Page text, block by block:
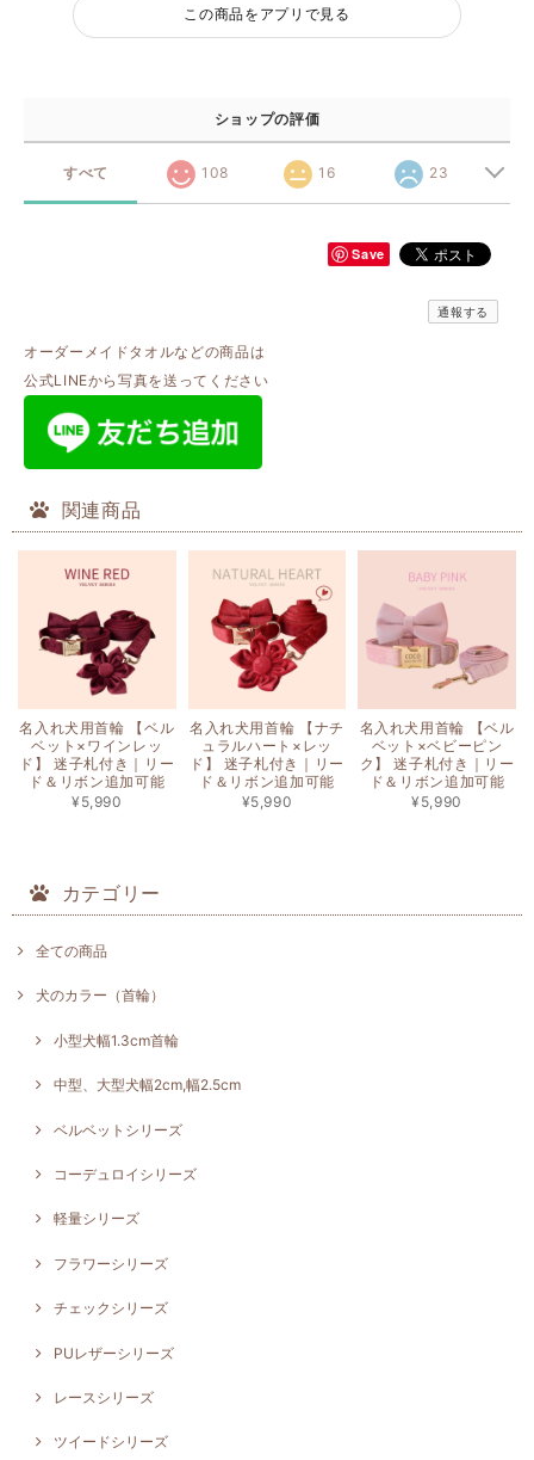
この商品をアプリで見る
ショップの評価
すべて 108 16 23
Save
通報する
オーダーメイドタオルなどの商品は
公式LINEから写真を送ってください
関連商品
名入れ犬用首輪 【ベル
ベット×ワインレッ
ド】 迷子札付き｜リー
ド＆リボン追加可能
¥5,990
名入れ犬用首輪 【ナチ
ュラルハート×レッ
ド】 迷子札付き｜リー
ド＆リボン追加可能
¥5,990
名入れ犬用首輪 【ベル
ベット×ベビーピン
ク】 迷子札付き｜リー
ド＆リボン追加可能
¥5,990
カテゴリー
全ての商品
犬のカラー（首輪）
小型犬幅1.3cm首輪
中型、大型犬幅2cm,幅2.5cm
ベルベットシリーズ
コーデュロイシリーズ
軽量シリーズ
フラワーシリーズ
チェックシリーズ
PUレザーシリーズ
レースシリーズ
ツイードシリーズ